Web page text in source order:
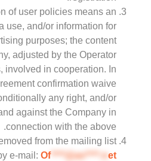
of user policies means an
use, and/or information for
purposes; the content
adjusted by the Operator
involved in cooperation. In
confirmation waive
any right, and/or
against the Company in
connection with the above.
from the mailing list
e-mail: Of****@av****.net